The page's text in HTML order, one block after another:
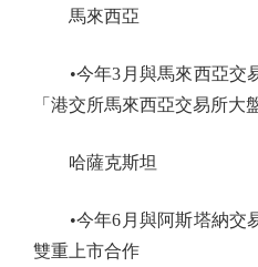
馬來西亞
•今年3月與馬來西亞交
「港交所馬來西亞交易所大
哈薩克斯坦
•今年6月與阿斯塔納交
雙重上市合作